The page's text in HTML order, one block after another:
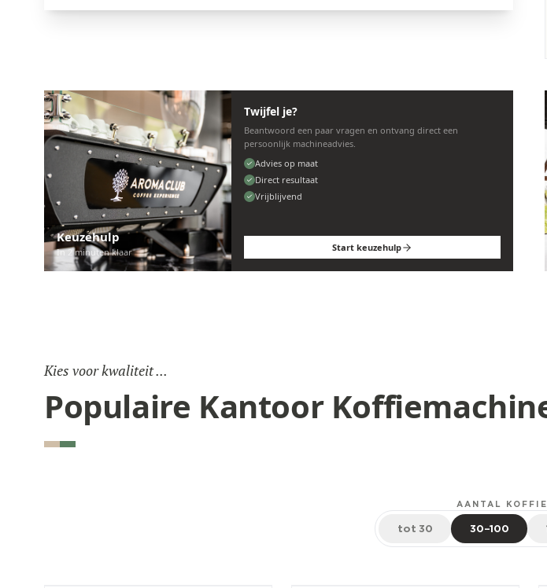
Keuzehulp
In 2 minuten klaar
Twijfel je?
Beantwoord een paar vragen en ontvang direct een
persoonlijk machineadvies.
Advies op maat
Direct resultaat
Vrijblijvend
Start keuzehulp
Kies voor kwaliteit ...
Populaire Kantoor
AANTAL
tot 30 30–100